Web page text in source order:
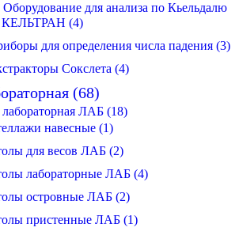
Оборудование для анализа по Кьельдалю
КЕЛЬТРАН (4)
для определения числа падения (3)
Сокслета (4)
(68)
ЛАБ (18)
навесные (1)
для весов ЛАБ (2)
лабораторные ЛАБ (4)
островные ЛАБ (2)
пристенные ЛАБ (1)